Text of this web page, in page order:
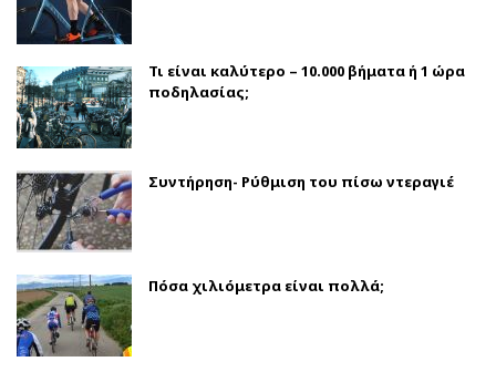
Τι είναι καλύτερο – 10.000 βήματα ή 1 ώρα
ποδηλασίας;
Συντήρηση- Ρύθμιση του πίσω ντεραγιέ
Πόσα χιλιόμετρα είναι πολλά;